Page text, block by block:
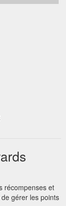
récompenses et
gérer les points